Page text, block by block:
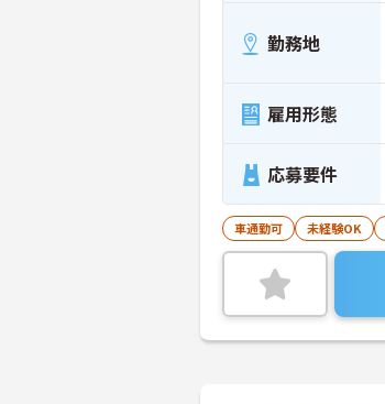
勤務地
雇用形態
応募要件
車通勤可 未経験OK